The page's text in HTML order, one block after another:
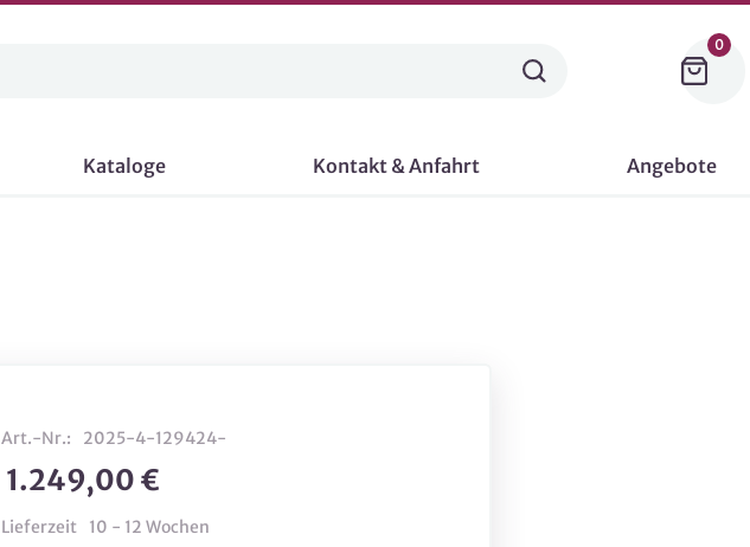
0
Kataloge Kontakt & Anfahrt Angebote
Art.-Nr.: 2025-4-129424-
1.249,00 €
Lieferzeit 10 - 12 Wochen